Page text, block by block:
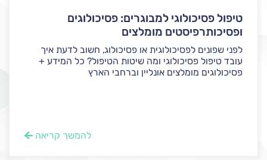
טיפול פסיכולוגי למבוגרים: פסיכולוגים
ופסיכותרפיסטים מומלצים
לפני שפונים לפסיכולוגית או פסיכולוג, חשוב לדעת איך
עובד טיפול פסיכולוגי ומה שיטות הטיפול? כל המידע +
פסיכולוגים מומלצים אונליין וברחבי הארץ
להמשך קריאה